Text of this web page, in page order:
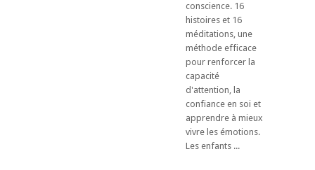
conscience. 16
histoires et 16
méditations, une
méthode efficace
pour renforcer la
capacité
d'attention, la
confiance en soi et
apprendre à mieux
vivre les émotions.
Les enfants ...